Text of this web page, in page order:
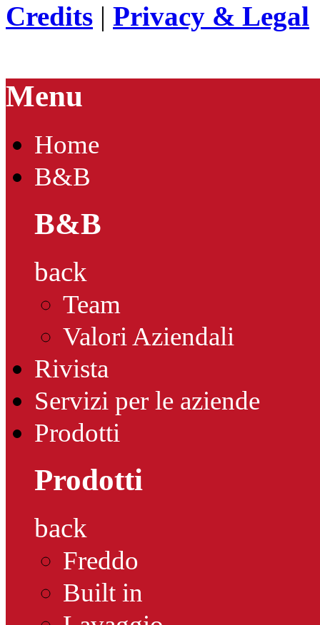
Credits | Privacy & Legal
Menu
Home
B&B
B&B
back
Team
Valori Aziendali
Rivista
Servizi per le aziende
Prodotti
Prodotti
back
Freddo
Built in